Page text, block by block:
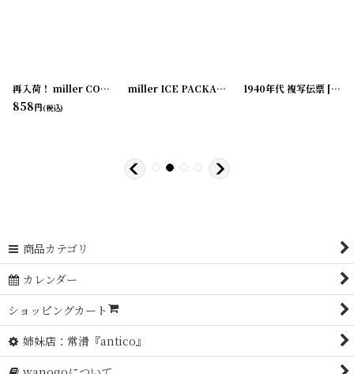
[ 20200323-05]
[180214-20]
再入荷！ miller COTTAGE CHEESE CUP [180214-18]
858円(税込)
miller ICE PACKAGE 5枚セット [180214-19]
1940年代 複写伝票 [
商品カテゴリ
カレンダー
ショッピングカート
姉妹店：常滑『antico』